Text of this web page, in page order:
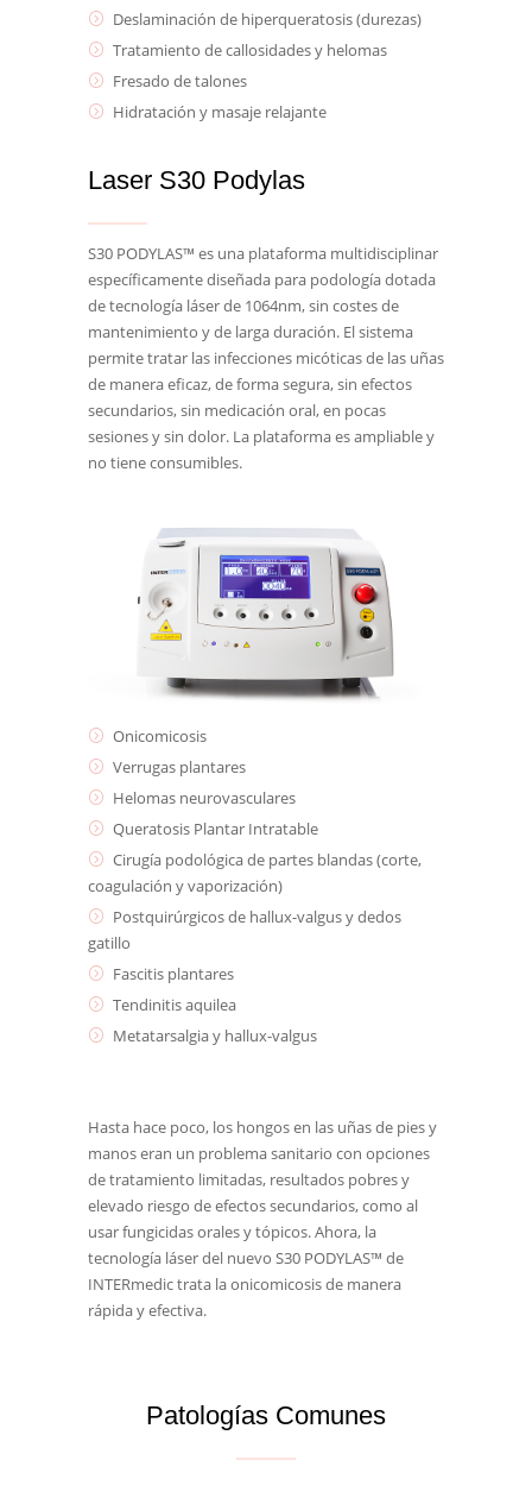
Deslaminación de hiperqueratosis (durezas)
Tratamiento de callosidades y helomas
Fresado de talones
Hidratación y masaje relajante
Laser S30 Podylas
S30 PODYLAS™ es una plataforma multidisciplinar
específicamente diseñada para podología dotada
de tecnología láser de 1064nm, sin costes de
mantenimiento y de larga duración. El sistema
permite tratar las infecciones micóticas de las uñas
de manera eficaz, de forma segura, sin efectos
secundarios, sin medicación oral, en pocas
sesiones y sin dolor. La plataforma es ampliable y
no tiene consumibles.
Onicomicosis
Verrugas plantares
Helomas neurovasculares
Queratosis Plantar Intratable
Cirugía podológica de partes blandas (corte,
coagulación y vaporización)
Postquirúrgicos de hallux-valgus y dedos
gatillo
Fascitis plantares
Tendinitis aquilea
Metatarsalgia y hallux-valgus
Hasta hace poco, los hongos en las uñas de pies y
manos eran un problema sanitario con opciones
de tratamiento limitadas, resultados pobres y
elevado riesgo de efectos secundarios, como al
usar fungicidas orales y tópicos. Ahora, la
tecnología láser del nuevo S30 PODYLAS™ de
INTERmedic trata la onicomicosis de manera
rápida y efectiva.
Patologías Comunes